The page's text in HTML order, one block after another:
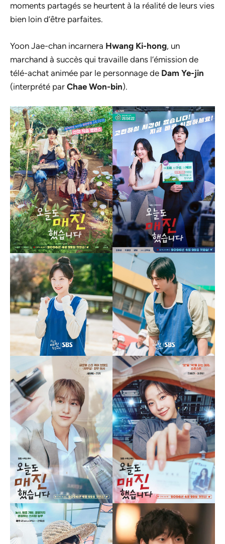
moments partagés se heurtent à la réalité de leurs vies
bien loin d’être parfaites.
Yoon Jae-chan incarnera Hwang Ki-hong, un
marchand à succès qui travaille dans l’émission de
télé-achat animée par le personnage de Dam Ye-jin
(interprété par Chae Won-bin).